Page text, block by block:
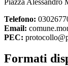
Telefono:
Email:
PEC:
Formati